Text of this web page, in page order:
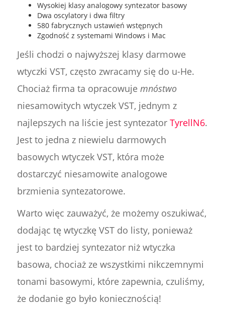
Wysokiej klasy analogowy syntezator basowy
Dwa oscylatory i dwa filtry
580 fabrycznych ustawień wstępnych
Zgodność z systemami Windows i Mac
Jeśli chodzi o najwyższej klasy darmowe
wtyczki VST, często zwracamy się do u-He.
Chociaż firma ta opracowuje mnóstwo
niesamowitych wtyczek VST, jednym z
najlepszych na liście jest syntezator TyrellN6.
Jest to jedna z niewielu darmowych
basowych wtyczek VST, która może
dostarczyć niesamowite analogowe
brzmienia syntezatorowe.
Warto więc zauważyć, że możemy oszukiwać,
dodając tę wtyczkę VST do listy, ponieważ
jest to bardziej syntezator niż wtyczka
basowa, chociaż ze wszystkimi nikczemnymi
tonami basowymi, które zapewnia, czuliśmy,
że dodanie go było koniecznością!